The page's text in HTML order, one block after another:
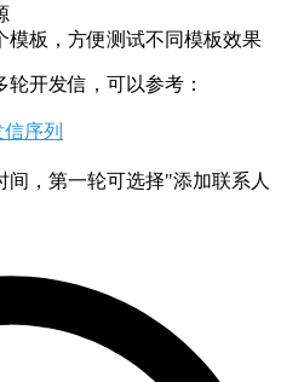
模板，方便测试不同模板效果
开发信，可以参考：
序列
间，第一轮可选择"添加联系人